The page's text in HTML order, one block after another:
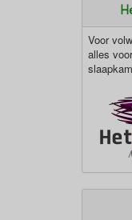
Voor
alles